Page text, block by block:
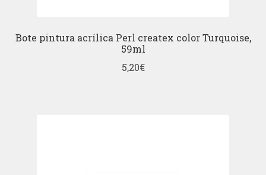
Bote pintura acrílica Perl createx color Turquoise,
59ml
5,20€